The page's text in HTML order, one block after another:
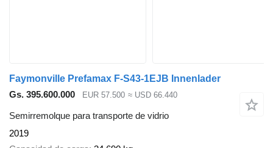
Faymonville Prefamax F-S43-1EJB Innenlader
Gs. 395.600.000
EUR 57.500 ≈ USD 66.440
Semirremolque para transporte de vidrio
2019